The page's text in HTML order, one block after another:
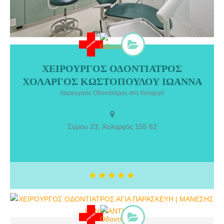
ΧΕΙΡΟΥΡΓΟΣ ΟΔΟΝΤΙΑΤΡΟΣ ΧΟΛΑΡΓΟΣ ΚΩΣΤΟΠΟΥΛΟΥ.
Χειρουργός Οδοντίατρος στο Χολαργό. Πτυχιούχος Πανεπιστημίου
Αθηνών.
ΧΕΙΡΟΥΡΓΟΣ ΟΔΟΝΤΙΑΤΡΟΣ
ΧΟΛΑΡΓΟΣ ΚΩΣΤΟΠΟΥΛΟΥ ΙΩΑΝΝΑ
Χειρουργός Οδοντίατρος στο Χολαργό
Σύρου 23, Χολαργός 155 62